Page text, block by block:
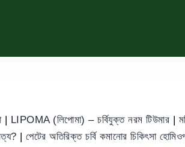
| LIPOMA (লিপোমা) – চর্বিযুক্ত নরম টিউমার |
| পেটের অতিরিক্ত চর্বি কমানোর চিকিৎসা